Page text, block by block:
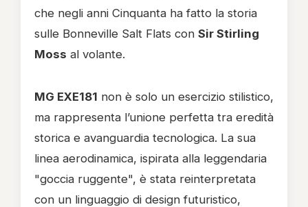
che negli anni Cinquanta ha fatto la storia
sulle Bonneville Salt Flats con Sir Stirling
Moss al volante.
MG EXE181 non è solo un esercizio stilistico,
ma rappresenta l’unione perfetta tra eredità
storica e avanguardia tecnologica. La sua
linea aerodinamica, ispirata alla leggendaria
"goccia ruggente", è stata reinterpretata
con un linguaggio di design futuristico,